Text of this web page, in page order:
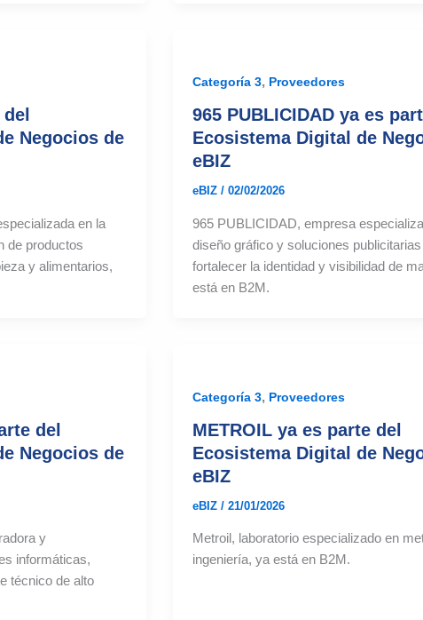
Negocios de
en la
de productos
y alimentarios,
Categoría 3, Proveedores
965 PUBLICIDAD ya es
Ecosistema Digital de
eBIZ
eBIZ/02/02/2026
965 PUBLICIDAD, empresa
diseño gráfico y soluciones
fortalecer la identidad y visibilidad de
está en B2M.
del
Negocios de
y
informáticas,
técnico de alto
Categoría 3, Proveedores
METROIL ya es parte del
Ecosistema Digital de
eBIZ
eBIZ/21/01/2026
Metroil, laboratorio especializado en
ingeniería, ya está en B2M.